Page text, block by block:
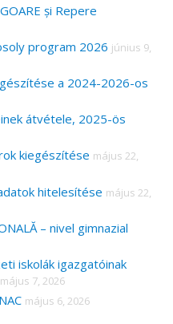
și Repere
program 2026 június 9,
a 2024-2026-os
átvétele, 2025-ös
kiegészítése május 22,
hitelesítése május 22,
– nivel gimnazial
iskolák igazgatóinak
május 7, 2026
május 6, 2026